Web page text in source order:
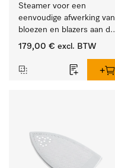
Steamer voor een
eenvoudige afwerking van
bloezen en blazers aan de
klerenhanger.
179,00 € excl. BTW